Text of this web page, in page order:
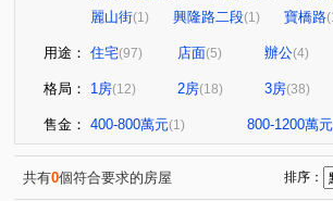
麗山街(1) 興隆路二段(1) 寶橋路
用途： 住宅(97) 店面(5) 辦公(4)
格局： 1房(12) 2房(18) 3房(38)
售金： 400-800萬元(1) 800-1200萬元
共有0個符合要求的房屋 排序：